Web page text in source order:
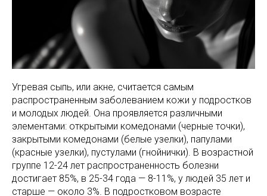
Угревая сыпь, или акне, считается самым
распространенным заболеванием кожи у подростков
и молодых людей. Она проявляется различными
элементами: открытыми комедонами (черные точки),
закрытыми комедонами (белые узелки), папулами
(красные узелки), пустулами (гнойнички). В возрастной
группе 12-24 лет распространенность болезни
достигает 85%, в 25-34 года — 8-11%, у людей 35 лет и
старше — около 3%. В подростковом возрасте